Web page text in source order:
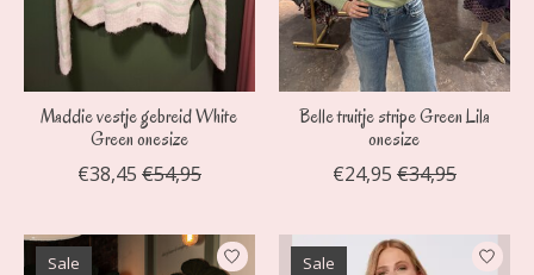
Maddie vestje gebreid White
Green onesize
€38,45 €54,95
Belle truitje stripe Green Lila
onesize
€24,95 €34,95
Sale Sale